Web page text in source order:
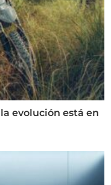
evolución está en